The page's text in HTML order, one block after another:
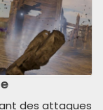
des attaques